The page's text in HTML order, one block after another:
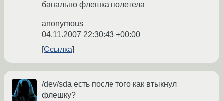
банально флешка полетела
anonymous
04.11.2007 22:30:43 +00:00
Ссылка
/dev/sda есть после того как втыкнул
флешку?